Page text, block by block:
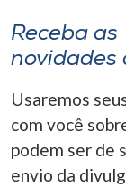
Receba as
novidades
Usaremos
com você
podem ser de
envio da